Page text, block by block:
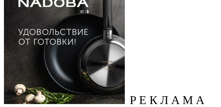
Р Е К Л А М А